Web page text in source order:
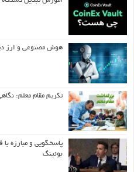
هوش مصنوعی و ارز
تکریم مقام معلم:
پاسخگویی و مبارزه با
بوئینگ